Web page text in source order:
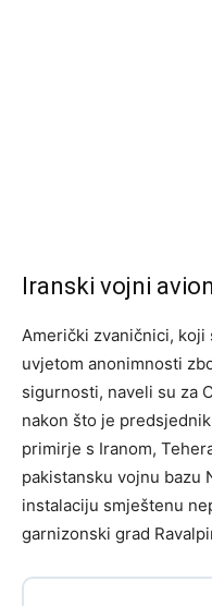
Iranski vojni
Američki zvaničnici,
uvjetom anonimnosti
sigurnosti, naveli su za
nakon što je
primirje s Iranom,
pakistansku vojnu bazu
instalaciju smještenu
garnizonski grad